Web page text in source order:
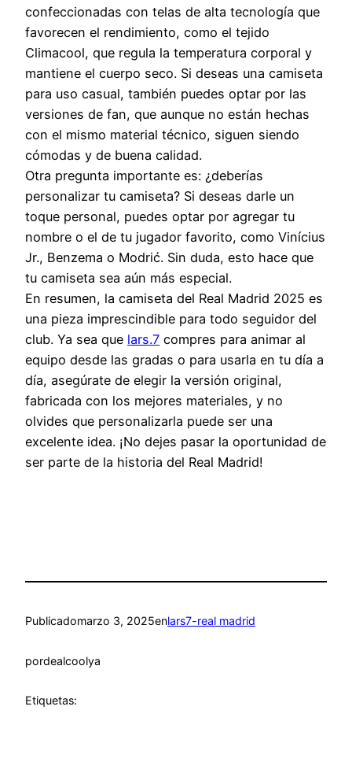
confeccionadas con telas de alta tecnología que
favorecen el rendimiento, como el tejido
Climacool, que regula la temperatura corporal y
mantiene el cuerpo seco. Si deseas una camiseta
para uso casual, también puedes optar por las
versiones de fan, que aunque no están hechas
con el mismo material técnico, siguen siendo
cómodas y de buena calidad.
Otra pregunta importante es: ¿deberías
personalizar tu camiseta? Si deseas darle un
toque personal, puedes optar por agregar tu
nombre o el de tu jugador favorito, como Vinícius
Jr., Benzema o Modrić. Sin duda, esto hace que
tu camiseta sea aún más especial.
En resumen, la camiseta del Real Madrid 2025 es
una pieza imprescindible para todo seguidor del
club. Ya sea que lars.7 compres para animar al
equipo desde las gradas o para usarla en tu día a
día, asegúrate de elegir la versión original,
fabricada con los mejores materiales, y no
olvides que personalizarla puede ser una
excelente idea. ¡No dejes pasar la oportunidad de
ser parte de la historia del Real Madrid!
Publicadomarzo 3, 2025enlars7-real madrid
pordealcoolya
Etiquetas: